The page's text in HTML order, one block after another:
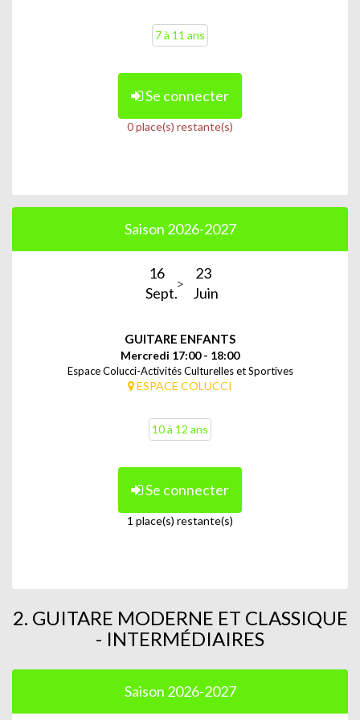
7 à 11 ans
Se connecter
0 place(s) restante(s)
Saison 2026-2027
16
Sept.
23
Juin
GUITARE ENFANTS
Mercredi 17:00 - 18:00
Espace Colucci-Activités Culturelles et Sportives
ESPACE COLUCCI
10 à 12 ans
Se connecter
1 place(s) restante(s)
2. GUITARE MODERNE ET CLASSIQUE
- INTERMÉDIAIRES
Saison 2026-2027